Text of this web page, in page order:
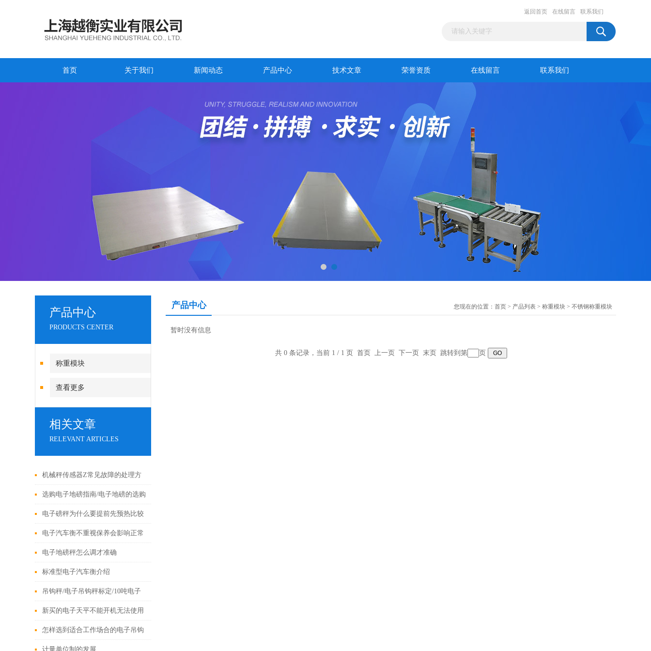
返回首页 在线留言 联系我们
首页 关于我们 新闻动态 产品中心 技术文章 荣誉资质 在线留言 联系我们
产品中心
PRODUCTS CENTER
称重模块
查看更多
相关文章
RELEVANT ARTICLES
机械秤传感器Z常见故障的处理方
案
选购电子地磅指南/电子地磅的选购
诀窍/选购地磅的注意事项
电子磅秤为什么要提前先预热比较
重要
电子汽车衡不重视保养会影响正常
运行
电子地磅秤怎么调才准确
标准型电子汽车衡介绍
吊钩秤/电子吊钩秤标定/10吨电子
吊钩秤参数设定
新买的电子天平不能开机无法使用
啥原因
怎样选到适合工作场合的电子吊钩
称
计量单位制的发展
产品中心 您现在的位置： 首页 > 产品列表 > 称重模块 > 不锈钢称重模块
暂时没有信息
共 0 条记录，当前 1 / 1 页 首页 上一页 下一页 末页 跳转到第 页